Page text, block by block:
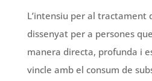
L’intensiu per al tractament
dissenyat per a persones
manera directa, profunda i
vincle amb el consum de